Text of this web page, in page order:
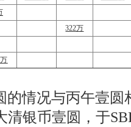
322万
的情况与丙午壹
清银币壹圆，于